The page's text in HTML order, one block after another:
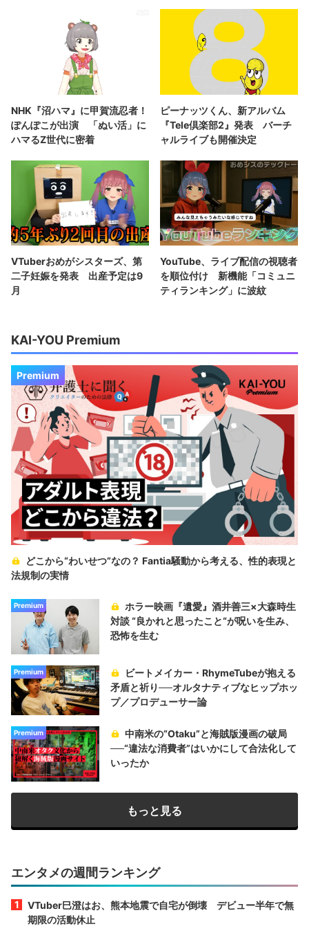
NHK『沼ハマ』に甲賀流忍者！
ぽんぽこが出演 「ぬい活」に
ハマるZ世代に密着
ピーナッツくん、新アルバム
『Tele倶楽部2』発表 バーチ
ャルライブも開催決定
VTuberおめがシスターズ、第
二子妊娠を発表 出産予定は9
月
YouTube、ライブ配信の視聴者
を順位付け 新機能「コミュニ
ティランキング」に波紋
KAI-YOU Premium
Premium
どこから“わいせつ”なの？ Fantia騒動から考える、性的表現と
法規制の実情
Premium
ホラー映画『遺愛』酒井善三×大森時生
対談 “良かれと思ったこと“が呪いを生み、
恐怖を生む
Premium
ビートメイカー・RhymeTubeが抱える
矛盾と祈り──オルタナティブなヒップホッ
プ／プロデューサー論
Premium
中南米の“Otaku”と海賊版漫画の破局
──“違法な消費者”はいかにして合法化して
いったか
もっと見る
エンタメの週間ランキング
VTuber巳澄はお、熊本地震で自宅が倒壊 デビュー半年で無
期限の活動休止